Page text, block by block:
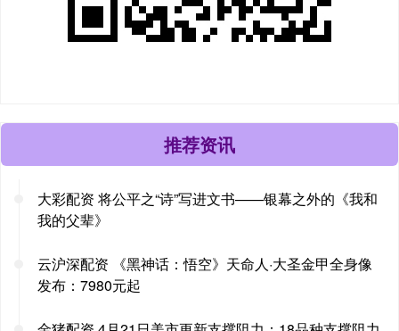
推荐资讯
大彩配资 将公平之“诗”写进文书——银幕之外的《我和
我的父辈》
云沪深配资 《黑神话：悟空》天命人·大圣金甲全身像
发布：7980元起